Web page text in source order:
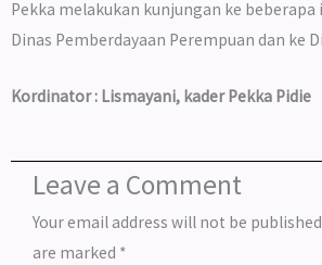
Pekka melakukan kunjungan ke
Dinas Pemberdayaan Perempuan dan ke
Kordinator : Lismayani, kader Pekka Pidie
Leave a Comment
Your email address will not be
are marked *